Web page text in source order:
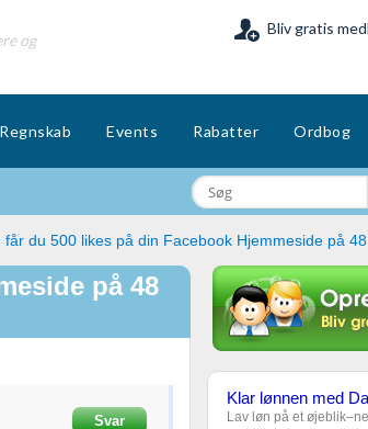
og
Bliv gratis
Regnskab Events Rabatter Ordbog
får du 500 likes på din Facebook Hjemmeside på
på 48
Svar
Klar lønnen med
Lav løn på et